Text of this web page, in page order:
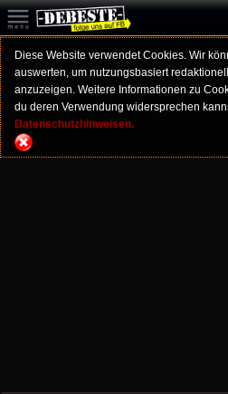
Diese Website verwendet Cookies. Wir
auswerten, um nutzungsbasiert
anzuzeigen. Weitere Informationen zu
du deren Verwendung widersprechen
Datenschutzhinweisen.